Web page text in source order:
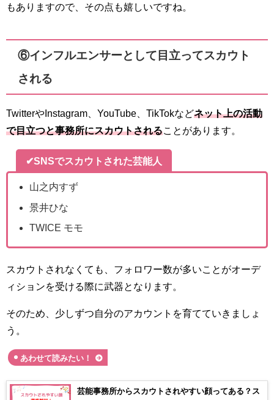
もありますので、その点も嬉しいですね。
⑥インフルエンサーとして目立ってスカウト
される
TwitterやInstagram、YouTube、TikTokなどネット上の活動
で目立つと事務所にスカウトされる ことがあります。
✔SNSでスカウトされた芸能人
山之内すず
景井ひな
TWICE モモ
スカウトされなくても、フォロワー数が多いことがオーデ
ィションを受ける際に武器となります。
そのため、少しずつ自分のアカウントを育てていきましょ
う。
あわせて読みたい！
芸能事務所からスカウトされやすい顔ってある？ス